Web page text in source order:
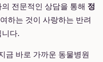
전문적인 상담을 통해 정
하는 것이 사랑하는 반려
다.
금 바로 가까운 동물병원